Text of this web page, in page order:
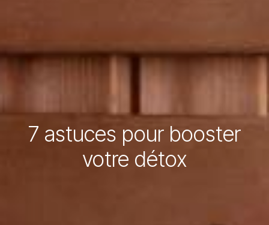
7 astuces pour booster
votre détox